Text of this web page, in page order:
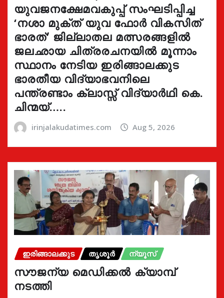
യുവജനക്ഷേമവകുപ്പ് സംഘടിപ്പിച്ച
‘നശാ മുക്ത് യുവ ഫോർ വികസിത്
ഭാരത്’ ജില്ലാതല മത്സരങ്ങളിൽ
ജലഛായ ചിത്രരചനയിൽ മൂന്നാം
സ്ഥാനം നേടിയ ഇരിങ്ങാലക്കുട
ഭാരതീയ വിദ്യാഭവനിലെ
പന്ത്രണ്ടാം ക്ലാസ്സ് വിദ്യാർഥി കെ.
ചിന്മയ്…..
irinjalakudatimes.com Aug 5, 2026
ഇരിങ്ങാലക്കുട തൃശൂർ ന്യൂസ്
സൗജന്യ മെഡിക്കൽ ക്യാമ്പ്
നടത്തി